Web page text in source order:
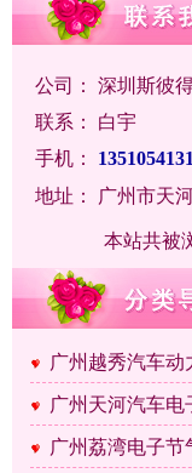
公司： 深圳斯彼
联系： 白宇
手机：
地址： 广州市天
本站共被
广州越秀汽车动
广州天河汽车电
广州荔湾电子节